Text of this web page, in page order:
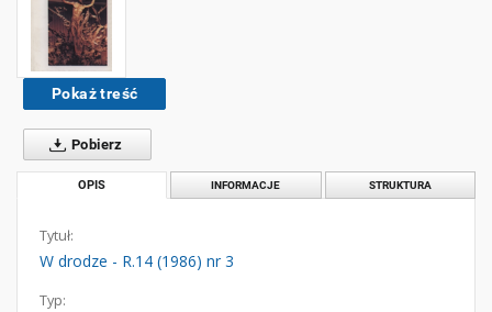
Pokaż treść
Pobierz
OPIS INFORMACJE STRUKTURA
Tytuł:
W drodze - R.14 (1986) nr 3
Typ: